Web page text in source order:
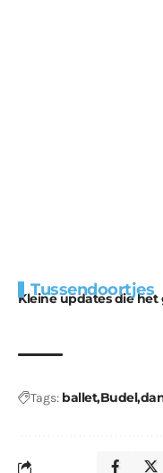
Tussendoortjes
Kleine updates die
voor kabouters
Tags: balletBudel